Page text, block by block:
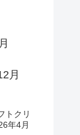
月
トクリ
年4月